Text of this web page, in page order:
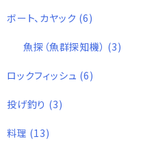
ボート、カヤック (6)
魚探（魚群探知機） (3)
ロックフィッシュ (6)
投げ釣り (3)
料理 (13)